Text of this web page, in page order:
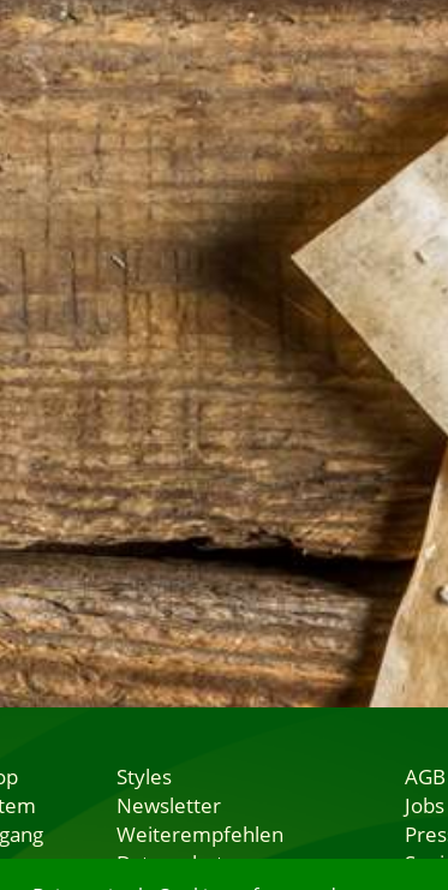
Styles
Newsletter
Weiterempfehlen
Datenschutz
AGB
Jobs